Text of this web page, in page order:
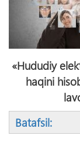
«Hududiy
haqini
Batafsil: